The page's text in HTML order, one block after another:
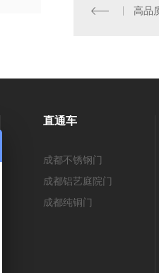
高品
直通车
成都不锈钢门
成都铝艺庭院门
成都纯铜门